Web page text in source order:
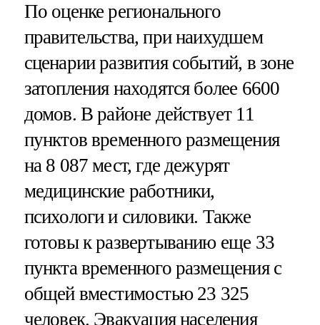
По оценке регионального
правительства, при наихудшем
сценарии развития событий, в зоне
затопления находятся более 6600
домов. В районе действует 11
пунктов временного размещения
на 8 087 мест, где дежурят
медицинские работники,
психологи и силовики. Также
готовы к развертыванию еще 33
пункта временного размещения с
общей вместимостью 23 325
человек. Эвакуация населения